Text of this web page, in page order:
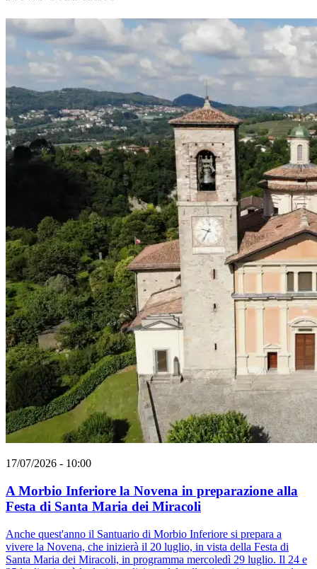
17/07/2026 - 10:00
A Morbio Inferiore la Novena in preparazione alla
Festa di Santa Maria dei Miracoli
Anche quest'anno il Santuario di Morbio Inferiore si prepara a
vivere la Novena, che inizierà il 20 luglio, in vista della Festa di
Santa Maria dei Miracoli, in programma mercoledì 29 luglio. Il 24 e